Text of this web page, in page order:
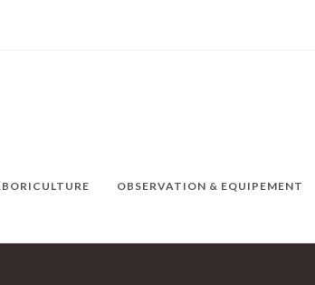
OBSERVATION & EQUIPEMENT